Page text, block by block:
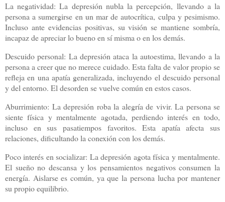
La negatividad: La depresión nubla la percepción, llevando a la
persona a sumergirse en un mar de autocrítica, culpa y pesimismo.
Incluso ante evidencias positivas, su visión se mantiene sombría,
incapaz de apreciar lo bueno en sí misma o en los demás.
Descuido personal: La depresión ataca la autoestima, llevando a la
persona a creer que no merece cuidado. Esta falta de valor propio se
refleja en una apatía generalizada, incluyendo el descuido personal
y del entorno. El desorden se vuelve común en estos casos.
Aburrimiento: La depresión roba la alegría de vivir. La persona se
siente física y mentalmente agotada, perdiendo interés en todo,
incluso en sus pasatiempos favoritos. Esta apatía afecta sus
relaciones, dificultando la conexión con los demás.
Poco interés en socializar: La depresión agota física y mentalmente.
El sueño no descansa y los pensamientos negativos consumen la
energía. Aislarse es común, ya que la persona lucha por mantener
su propio equilibrio.